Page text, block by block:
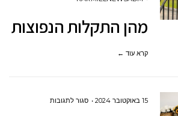
מהן התקלות הנפוצות
קרא עוד ←
15 באוקטובר 2024 סגור לתגובותעל